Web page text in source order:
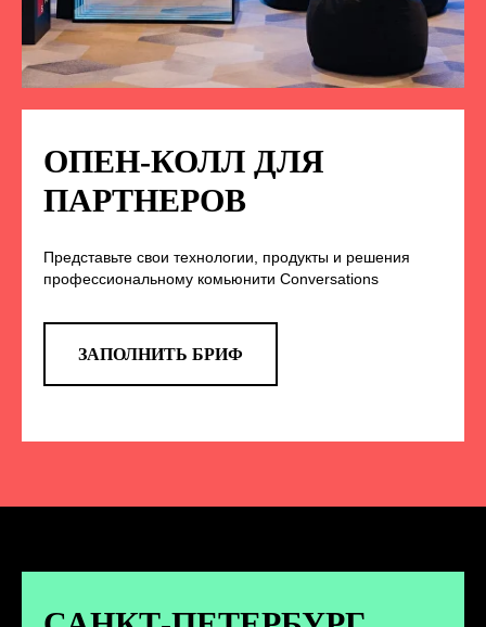
ОПЕН-КОЛЛ ДЛЯ
ПАРТНЕРОВ
Представьте свои технологии, продукты и решения
профессиональному комьюнити Conversations
ЗАПОЛНИТЬ БРИФ
НА НАС В СОЦСЕТЯХ
TELEGRAM
анонс новых спикеров и другие
новости конференции